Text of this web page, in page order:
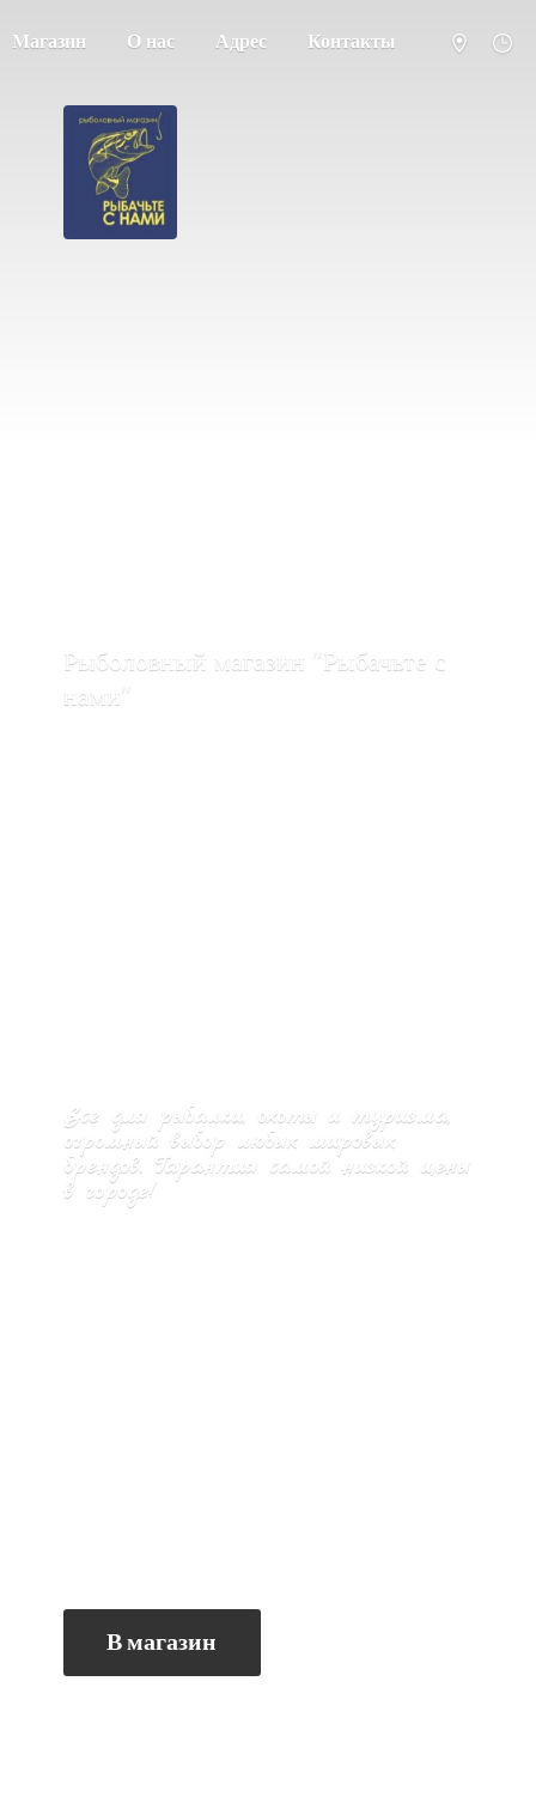
Магазин О нас Адрес Контакты
Все для рыбалки, охоты и туризма,
огромный выбор любых мировых
брендов. Гарантия самой низкой цены
в городе!
Рыболовный магазин "Рыбачьте с
нами"
В магазин